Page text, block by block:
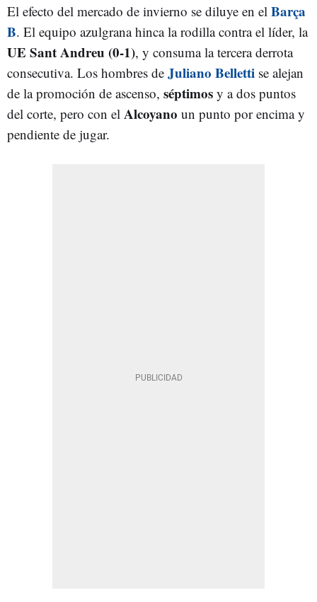
El efecto del mercado de invierno se diluye en el Barça
B. El equipo azulgrana hinca la rodilla contra el líder, la
UE Sant Andreu (0-1), y consuma la tercera derrota
consecutiva. Los hombres de Juliano Belletti se alejan
de la promoción de ascenso, séptimos y a dos puntos
del corte, pero con el Alcoyano un punto por encima y
pendiente de jugar.